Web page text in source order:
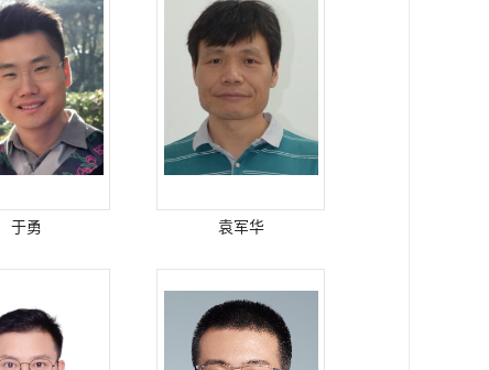
于勇 袁军华